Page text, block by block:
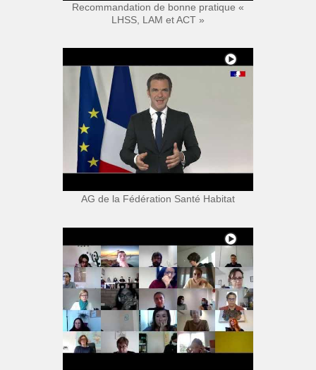
Recommandation de bonne pratique «
LHSS, LAM et ACT »
AG de la Fédération Santé Habitat